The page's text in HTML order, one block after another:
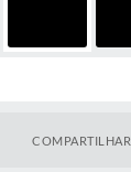
COMPARTILHAR